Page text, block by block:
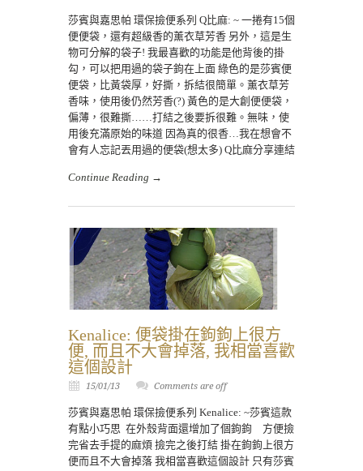
莎賓與嘉思帕 環保撿便系列 Q比麻: ~ 一捲有15個
便便袋，還有超級香的薰衣草芳香 另外，這是生
物可分解的袋子! 我最喜歡的功能是他背後的掛
勾，可以把用過的袋子鉤在上面 綠色的是莎賓便
便袋，比黃袋厚，好撕，拆結很簡單。薰衣草芳
香味，使用後仍然芳香(?) 黃色的是大創便便袋，
偏薄，很難撕……打結之後要拆很難。無味，使
用後充滿原始的味道 因為真的很香…我在想會不
會有人忘記丟用過的便袋(想太多) Q比麻分享連結
Continue Reading →
Kenalice: 便袋掛在鉤鉤上很方
便, 而且不大會掉落, 我相當喜歡
這個設計
15/01/13 Comments are off
莎賓與嘉思帕 環保撿便系列 Kenalice: ~莎賓這款
有點小巧思 在外殼背面還增加了個鉤鉤 方便撿
完省去手提的麻煩 撿完之後打結 掛在鉤鉤上很方
便而且不大會掉落 我相當喜歡這個設計 只有莎賓